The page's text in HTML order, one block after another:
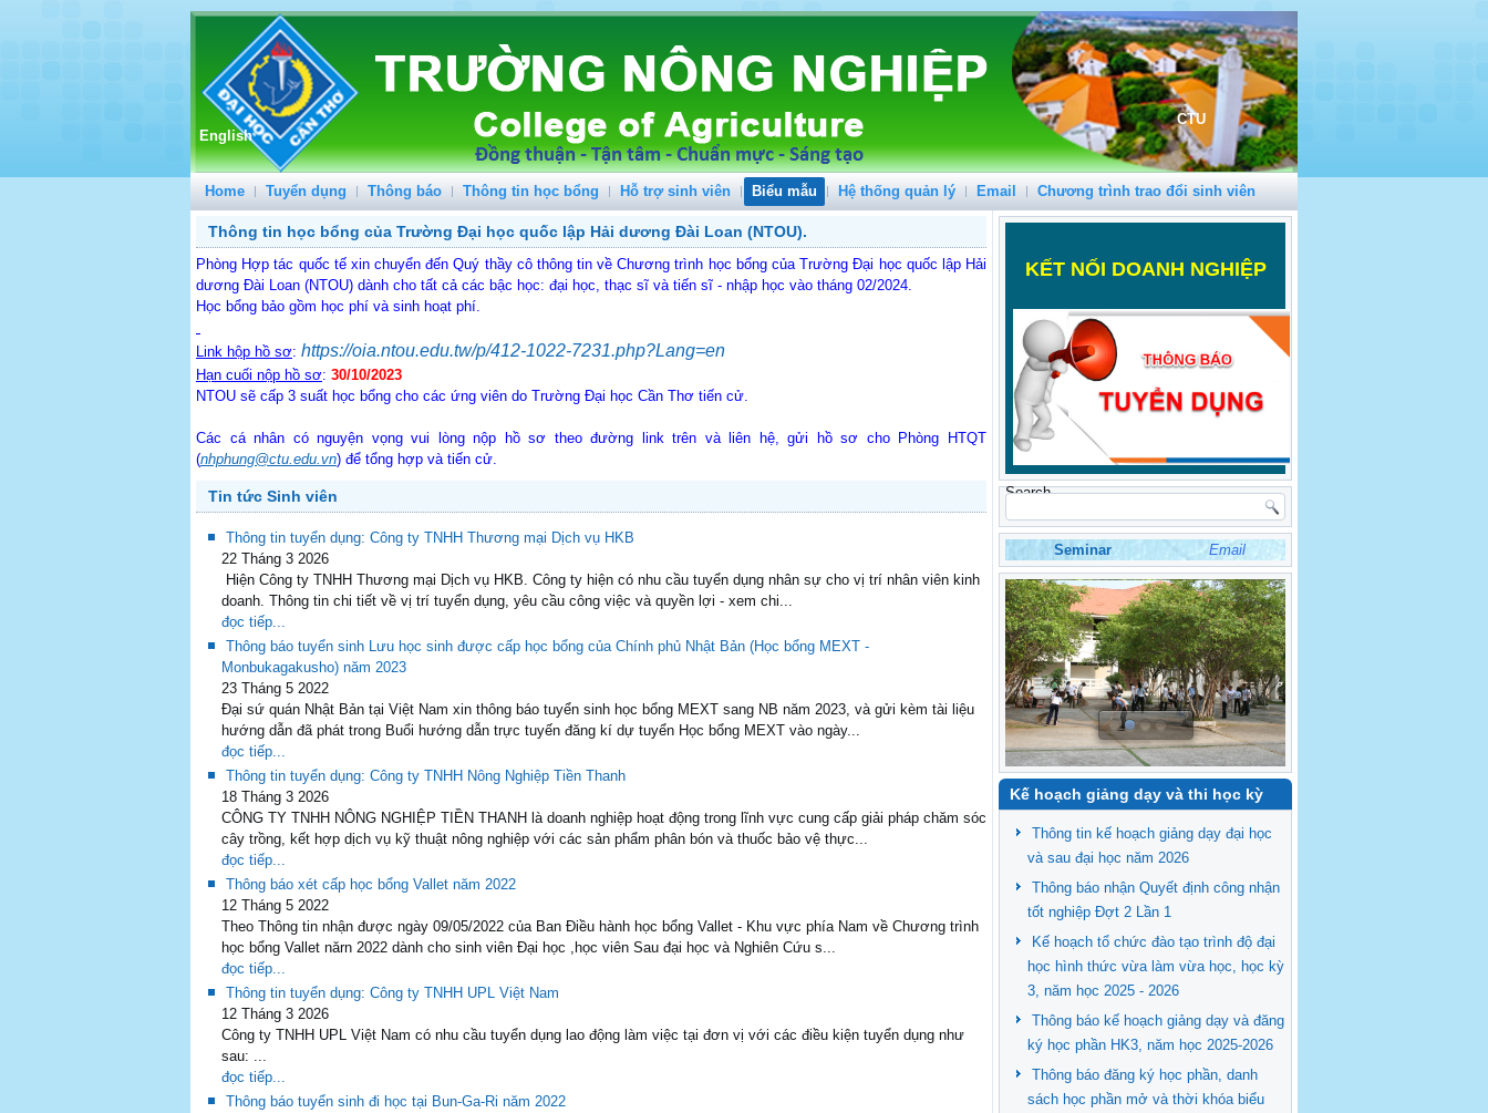
CTU
English
Home Tuyển dụng Thông báo Thông tin học bổng Hỗ trợ sinh viên Biểu mẫu Hệ thống quản lý Email Chương trình trao đổi sinh viên
Thông tin học bổng của Trường Đại học quốc lập Hải dương Đài Loan (NTOU).
Phòng Hợp tác quốc tế xin chuyển đến Quý thầy cô thông tin về Chương trình học bổng của Trường Đại học quốc lập Hải
dương Đài Loan (NTOU) dành cho tất cả các bậc học: đại học, thạc sĩ và tiến sĩ - nhập học vào tháng 02/2024.
Học bổng bảo gồm học phí và sinh hoạt phí.
Link hộp hồ sơ: https://oia.ntou.edu.tw/p/412-1022-7231.php?Lang=en
Hạn cuối nộp hồ sơ: 30/10/2023
NTOU sẽ cấp 3 suất học bổng cho các ứng viên do Trường Đại học Cần Thơ tiến cử.
Các cá nhân có nguyện vọng vui lòng nộp hồ sơ theo đường link trên và liên hệ, gửi hồ sơ cho Phòng HTQT
(nhphung@ctu.edu.vn) để tổng hợp và tiến cử.
Tin tức Sinh viên
Thông tin tuyển dụng: Công ty TNHH Thương mại Dịch vụ HKB
22 Tháng 3 2026
Hiện Công ty TNHH Thương mại Dịch vụ HKB. Công ty hiện có nhu cầu tuyển dụng nhân sự cho vị trí nhân viên kinh
doanh. Thông tin chi tiết về vị trí tuyển dụng, yêu cầu công việc và quyền lợi - xem chi...
đọc tiếp...
Thông báo tuyển sinh Lưu học sinh được cấp học bổng của Chính phủ Nhật Bản (Học bổng MEXT -
Monbukagakusho) năm 2023
23 Tháng 5 2022
Đại sứ quán Nhật Bản tại Việt Nam xin thông báo tuyển sinh học bổng MEXT sang NB năm 2023, và gửi kèm tài liệu
hướng dẫn đã phát trong Buổi hướng dẫn trực tuyến đăng kí dự tuyển Học bổng MEXT vào ngày...
đọc tiếp...
Thông tin tuyển dụng: Công ty TNHH Nông Nghiệp Tiền Thanh
18 Tháng 3 2026
CÔNG TY TNHH NÔNG NGHIỆP TIỀN THANH là doanh nghiệp hoạt động trong lĩnh vực cung cấp giải pháp chăm sóc
cây trồng, kết hợp dịch vụ kỹ thuật nông nghiệp với các sản phẩm phân bón và thuốc bảo vệ thực...
đọc tiếp...
Thông báo xét cấp học bổng Vallet năm 2022
12 Tháng 5 2022
Theo Thông tin nhận được ngày 09/05/2022 của Ban Điều hành học bổng Vallet - Khu vực phía Nam về Chương trình
học bổng Vallet nărn 2022 dành cho sinh viên Đại học ,học viên Sau đại học và Nghiên Cứu s...
đọc tiếp...
Thông tin tuyển dụng: Công ty TNHH UPL Việt Nam
12 Tháng 3 2026
Công ty TNHH UPL Việt Nam có nhu cầu tuyển dụng lao động làm việc tại đơn vị với các điều kiện tuyển dụng như
sau: ...
đọc tiếp...
Thông báo tuyển sinh đi học tại Bun-Ga-Ri năm 2022
KẾT NỐI DOANH NGHIỆP
Search
Seminar Email
Kế hoạch giảng dạy và thi học kỳ
Thông tin kế hoạch giảng dạy đại học
và sau đại học năm 2026
Thông báo nhận Quyết định công nhận
tốt nghiệp Đợt 2 Lần 1
Kế hoạch tổ chức đào tạo trình độ đại
học hình thức vừa làm vừa học, học kỳ
3, năm học 2025 - 2026
Thông báo kế hoạch giảng dạy và đăng
ký học phần HK3, năm học 2025-2026
Thông báo đăng ký học phần, danh
sách học phần mở và thời khóa biểu